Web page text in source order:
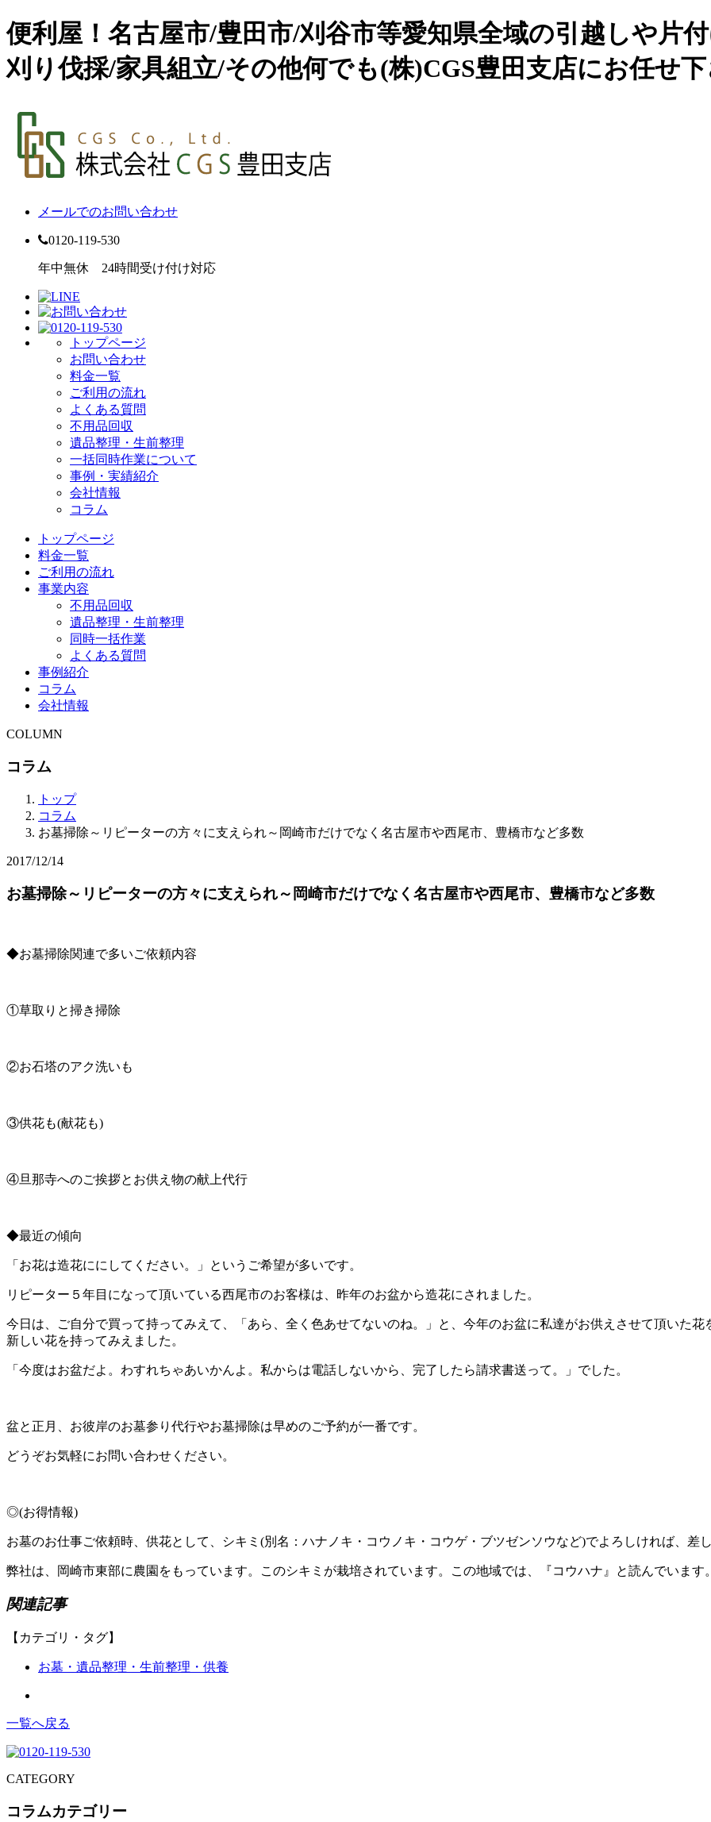
便利屋！名古屋市/豊田市/刈谷市等愛知県全域の引越しや片
刈り伐採/家具組立/その他何でも(株)CGS豊田支店にお任せ下
メールでのお問い合わせ
0120-119-530
年中無休 24時間受け付け対応
トップページ
お問い合わせ
料金一覧
ご利用の流れ
よくある質問
不用品回収
遺品整理・生前整理
一括同時作業について
事例・実績紹介
会社情報
コラム
トップページ
料金一覧
ご利用の流れ
事業内容
不用品回収
遺品整理・生前整理
同時一括作業
よくある質問
事例紹介
コラム
会社情報
COLUMN
コラム
トップ
コラム
お墓掃除～リピーターの方々に支えられ～岡崎市だけでなく名古屋市や西尾市、豊橋市など多数
2017/12/14
お墓掃除～リピーターの方々に支えられ～岡崎市だけでなく名古屋市や西尾市、豊橋市など多数
◆お墓掃除関連で多いご依頼内容
①草取りと掃き掃除
②お石塔のアク洗いも
③供花も(献花も)
④旦那寺へのご挨拶とお供え物の献上代行
◆最近の傾向
「お花は造花ににしてください。」というご希望が多いです。
リピーター５年目になって頂いている西尾市のお客様は、昨年のお盆から造花にされました。
今日は、ご自分で買って持ってみえて、「あら、全く色あせてないのね。」と、今年のお盆に私達がお供えさせて頂いた
新しい花を持ってみえました。
「今度はお盆だよ。わすれちゃあいかんよ。私からは電話しないから、完了したら請求書送って。」でした。
盆と正月、お彼岸のお墓参り代行やお墓掃除は早めのご予約が一番です。
どうぞお気軽にお問い合わせください。
◎(お得情報)
お墓のお仕事ご依頼時、供花として、シキミ(別名：ハナノキ・コウノキ・コウゲ・ブツゼンソウなど)でよろしければ、差し
弊社は、岡崎市東部に農園をもっています。このシキミが栽培されています。この地域では、『コウハナ』と読んでいます。
関連記事
【カテゴリ・タグ】
お墓・遺品整理・生前整理・供養
一覧へ戻る
CATEGORY
コラムカテゴリー